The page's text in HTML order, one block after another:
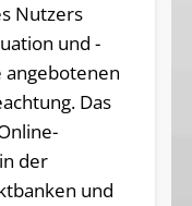
Nutzers
und -
angebotenen
Das
der
und